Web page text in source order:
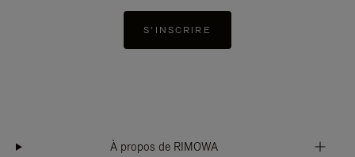
S'INSCRIRE
À propos de RIMOWA